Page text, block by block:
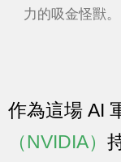
力的吸金怪獸
作為這場 AI
（NVIDIA）